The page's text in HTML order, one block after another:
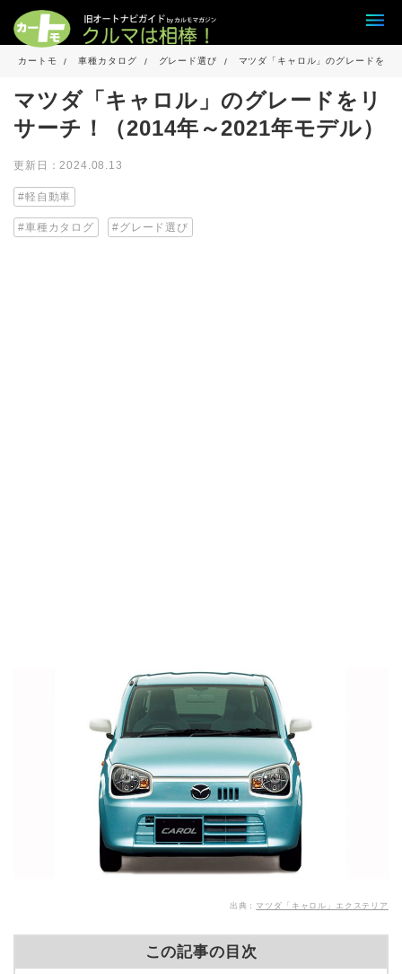
カートモ 車種カタログ グレード選び マツダ「キャロル」のグレードを
マツダ「キャロル」のグレードをリ
サーチ！（2014年～2021年モデル）
更新日：2024.08.13
軽自動車
車種カタログ グレード選び
出典： マツダ「キャロル」エクステリア
この記事の目次